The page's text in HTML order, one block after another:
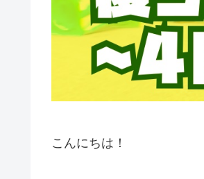
こんにちは！